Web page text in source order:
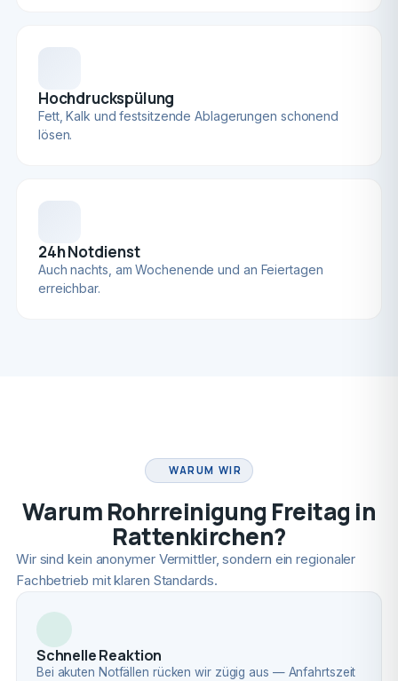
Hochdruckspülung
Fett, Kalk und festsitzende Ablagerungen schonend
lösen.
24h Notdienst
Auch nachts, am Wochenende und an Feiertagen
erreichbar.
WARUM WIR
Warum Rohrreinigung Freitag in
Rattenkirchen?
Wir sind kein anonymer Vermittler, sondern ein regionaler
Fachbetrieb mit klaren Standards.
Schnelle Reaktion
Bei akuten Notfällen rücken wir zügig aus — Anfahrtszeit